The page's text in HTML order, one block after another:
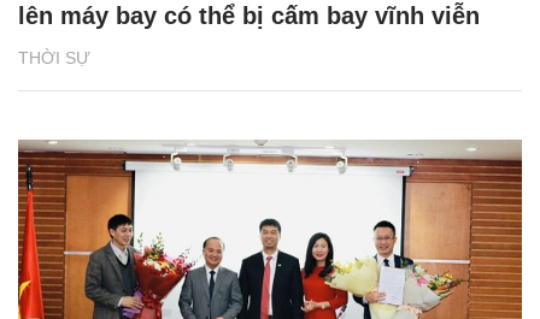
THỜI SỰ
lên máy bay có thể bị cấm bay vĩnh viễn